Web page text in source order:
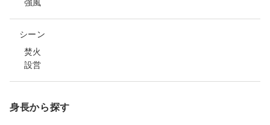
強風
シーン
焚火
設営
身長から探す